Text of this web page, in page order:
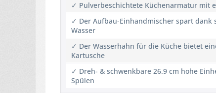
✓ Pulverbeschichtete Küchenarmatur mit
✓ Der Aufbau-Einhandmischer spart dank
Wasser
✓ Der Wasserhahn für die Küche bietet
Kartusche
✓ Dreh- & schwenkbare 26.9 cm hohe
Spülen